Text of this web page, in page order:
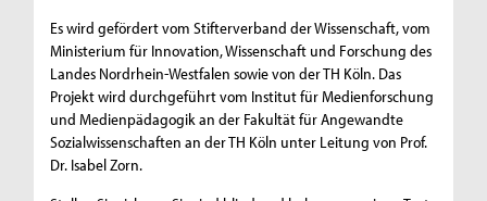
Es wird gefördert vom Stifterverband der Wissenschaft, vom
Ministerium für Innovation, Wissenschaft und Forschung des
Landes Nordrhein-Westfalen sowie von der TH Köln. Das
Projekt wird durchgeführt vom Institut für Medienforschung
und Medienpädagogik an der Fakultät für Angewandte
Sozialwissenschaften an der TH Köln unter Leitung von Prof.
Dr. Isabel Zorn.